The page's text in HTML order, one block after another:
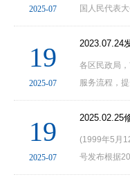
2025-07
国人民代表
全国人民代
华人民共和国
19
2025-07
各区民政局
服务流程，
登记服务新
姻登记窗口
19
2025-07
(1999年5月
号发布根据
政法规的决